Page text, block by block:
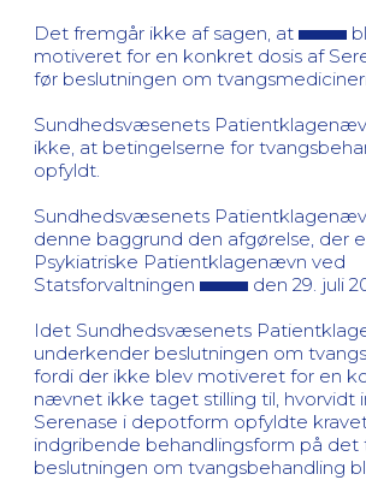
Det fremgår ikke af sagen, at
motiveret for en konkret dosis af
før beslutningen om
Sundhedsvæsenets
ikke, at betingelserne for
opfyldt.
Sundhedsvæsenets
denne baggrund den afgørelse, der
Psykiatriske Patientklagenævn ved
Statsforvaltningen
den 29. juli
Idet Sundhedsvæsenets
underkender beslutningen om
fordi der ikke blev motiveret for en
nævnet ikke taget stilling til, hvorvidt
Serenase i depotform opfyldte
indgribende behandlingsform på det
beslutningen om tvangsbehandling